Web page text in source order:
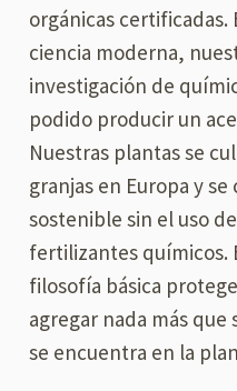
orgánicas certificadas.
ciencia moderna,
investigación de
podido producir un
Nuestras plantas se
granjas en Europa y
sostenible sin el uso
fertilizantes químicos.
filosofía básica
agregar nada más
se encuentra en la